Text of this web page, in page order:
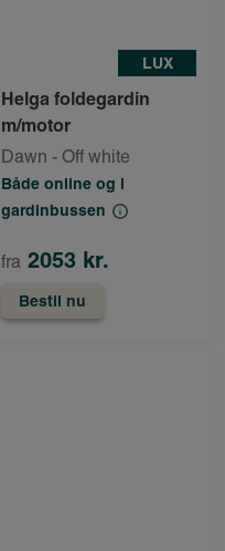
LUX
Helga foldegardin
m/motor
Dawn - Off white
Både online og i
gardinbussen
fra 2053 kr.
Bestil nu